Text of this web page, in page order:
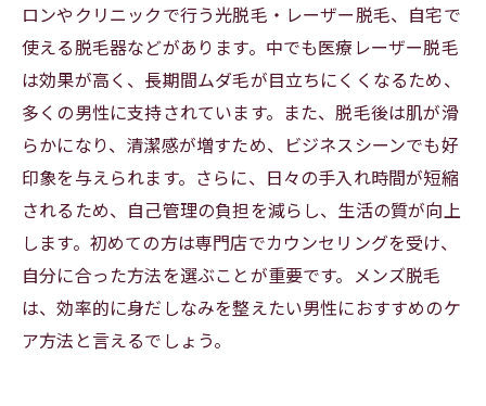
ロンやクリニックで行う光脱毛・レーザー脱毛、自宅で
使える脱毛器などがあります。中でも医療レーザー脱毛
は効果が高く、長期間ムダ毛が目立ちにくくなるため、
多くの男性に支持されています。また、脱毛後は肌が滑
らかになり、清潔感が増すため、ビジネスシーンでも好
印象を与えられます。さらに、日々の手入れ時間が短縮
されるため、自己管理の負担を減らし、生活の質が向上
します。初めての方は専門店でカウンセリングを受け、
自分に合った方法を選ぶことが重要です。メンズ脱毛
は、効率的に身だしなみを整えたい男性におすすめのケ
ア方法と言えるでしょう。